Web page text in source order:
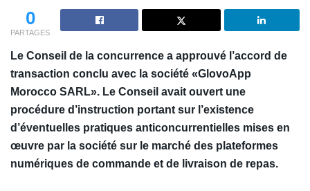
0
PARTAGES
Le Conseil de la concurrence a approuvé l’accord de
transaction conclu avec la société «GlovoApp
Morocco SARL». Le Conseil avait ouvert une
procédure d’instruction portant sur l’existence
d’éventuelles pratiques anticoncurrentielles mises en
œuvre par la société sur le marché des plateformes
numériques de commande et de livraison de repas.